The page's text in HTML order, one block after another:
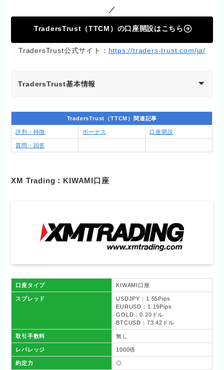
／
TradersTrust（TTCM）の口座開設はこちら
TradersTrust公式サイト： https://traders-trust.com/ja/
TradersTrust基本情報
TradersTrust（TTCM）関連記事
評判・特徴 ボーナス 口座開設
質問・回答
XM Trading：KIWAMI口座
口座タイプ KIWAMI口座
スプレッド
USDJPY：1.55Pips
EURUSD：1.19Pips
GOLD：0.20ドル
BTCUSD：73.42ドル
取引手数料 無し
レバレッジ 1000倍
約定力 ◎